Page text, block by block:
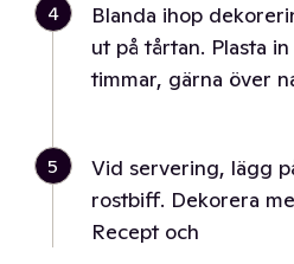
4
Blanda ihop
ut på tårtan. Plasta
timmar, gärna över
5
Vid servering, lägg
rostbiff. Dekorera
Recept och